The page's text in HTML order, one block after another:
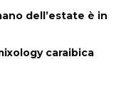
dell’estate è in
caraibica